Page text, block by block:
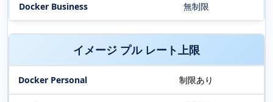
無制限
イメージ プル レート上限
制限あり